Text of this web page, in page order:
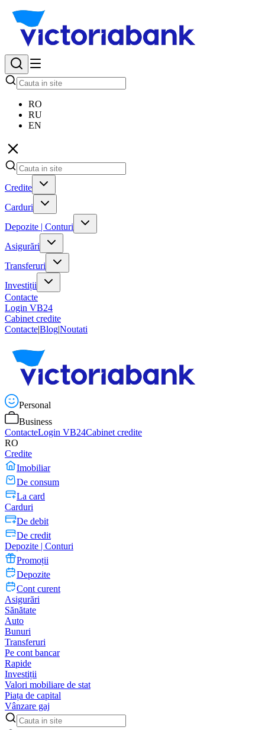
RO
RU
EN
Credite
Carduri
Depozite | Conturi
Asigurări
Transferuri
Investiții
Contacte
Login VB24
Cabinet credite
Contacte|Blog|Noutati
Personal
Business
ContacteLogin VB24Cabinet credite
RO
Credite
Imobiliar
De consum
La card
Carduri
De debit
De credit
Depozite | Conturi
Promoții
Depozite
Cont curent
Asigurări
Sănătate
Auto
Bunuri
Transferuri
Pe cont bancar
Rapide
Investiții
Valori mobiliare de stat
Piața de capital
Vânzare gaj